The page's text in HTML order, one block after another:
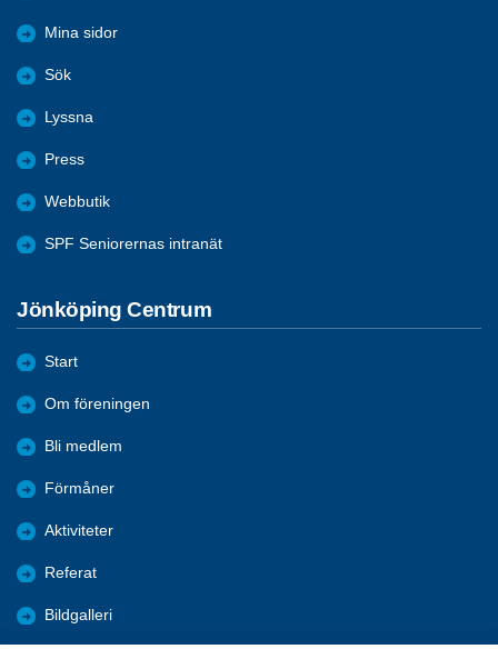
Mina sidor
Sök
Lyssna
Press
Webbutik
SPF Seniorernas intranät
Jönköping Centrum
Start
Om föreningen
Bli medlem
Förmåner
Aktiviteter
Referat
Bildgalleri